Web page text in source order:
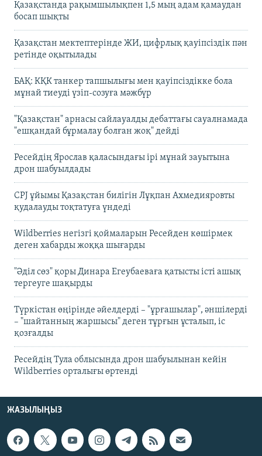
Қазақстанда рақымшылықпен 1,5 мың адам қамаудан
босап шықты
Қазақстан мектептерінде ЖИ, цифрлық қауіпсіздік пән
ретінде оқытылады
БАҚ: КҚК танкер тапшылығы мен қауіпсіздікке бола
мұнай тиеуді үзіп-созуға мәжбүр
"Қазақстан" арнасы сайлауалды дебаттағы сауалнамада
"ешқандай бұрмалау болған жоқ" дейді
Ресейдің Ярослав қаласындағы ірі мұнай зауытына
дрон шабуылдады
CPJ ұйымы Қазақстан билігін Лұқпан Ахмедияровты
қудалауды тоқтатуға үндеді
Wildberries негізгі қоймаларын Ресейден көшірмек
деген хабарды жоққа шығарды
"Әділ сөз" қоры Динара Егеубаеваға қатысты істі ашық
тергеуге шақырды
Түркістан өңірінде әйелдерді – "ұрғашылар", әншілерді
– "шайтанның жаршысы" деген тұрғын ұсталып, іс
қозғалды
Ресейдің Тула облысында дрон шабуылынан кейін
Wildberries орталығы өртенді
ЖАЗЫЛЫҢЫЗ